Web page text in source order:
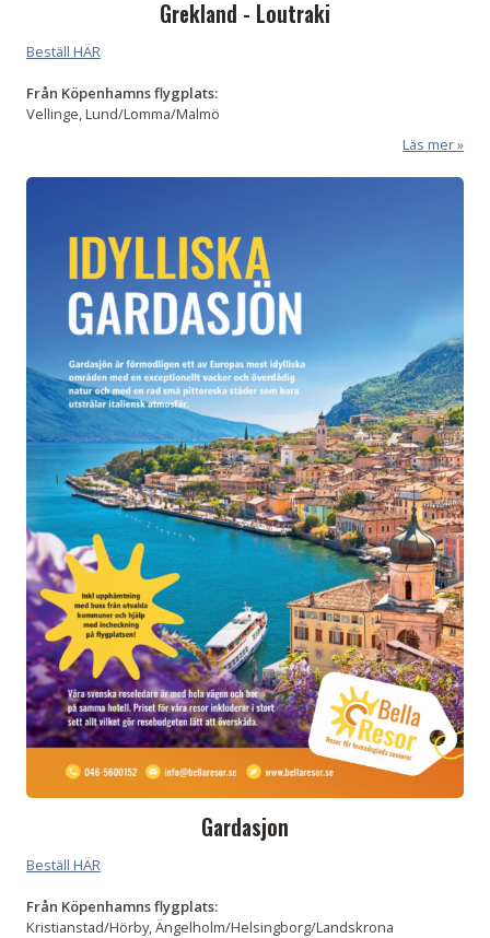
Grekland - Loutraki
Beställ HÄR
Från Köpenhamns flygplats:
Vellinge, Lund/Lomma/Malmö
Läs mer
Gardasjon
Beställ HÄR
Från Köpenhamns flygplats:
Kristianstad/Hörby, Ängelholm/Helsingborg/Landskrona